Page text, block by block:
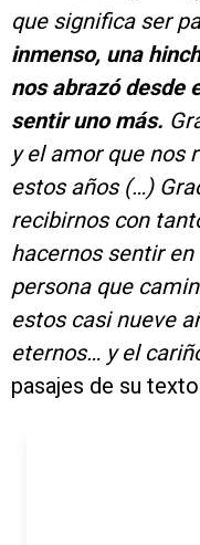
que significa ser
inmenso, una
nos abrazó desde
sentir uno más.
y el amor que nos
estos años (…)
recibirnos con
hacernos sentir en
persona que
estos casi nueve
eternos… y el
pasajes de su